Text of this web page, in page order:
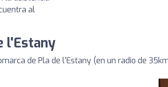
al
l'Estany
de Pla de l'Estany (en un radio de